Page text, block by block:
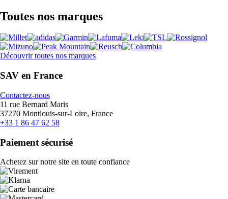
Toutes nos marques
Découvrir toutes nos marques
SAV en France
Contactez-nous
11 rue Bernard Maris
37270 Montlouis-sur-Loire, France
+33 1 86 47 62 58
Paiement sécurisé
Achetez sur notre site en toute confiance